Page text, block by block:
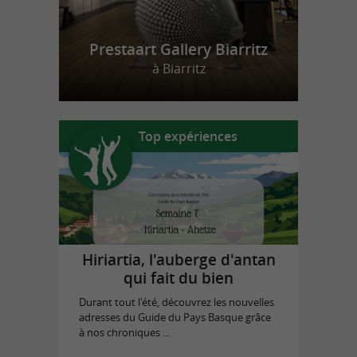
Prestaart Gallery Biarritz
à Biarritz
Top expériences
Hiriartia, l'auberge d'antan
qui fait du bien
Durant tout l'été, découvrez les nouvelles
adresses du Guide du Pays Basque grâce
à nos chroniques ...